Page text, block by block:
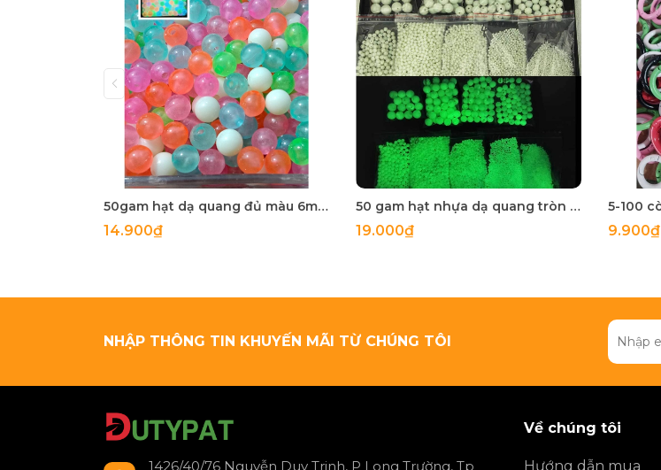
50gam hạt dạ quang đủ màu 6mm, 8mm, 10mm, 12mm, hạt nhựa tròn
14.900₫
50 gam hạt nhựa dạ quang tròn đủ size 4mm, 5mm, 6mm, 8mm, 10mm, 12mm, 14mm, 16mm ,18mm , 10mm, 22mm, 25mm
19.000₫ 9.900₫
NHẬP THÔNG TIN KHUYẾN MÃI TỪ CHÚNG TÔI
1426/40/76 Nguyễn Duy Trinh, P Long Trường, Tp
Về chúng tôi
Hướng dẫn mua